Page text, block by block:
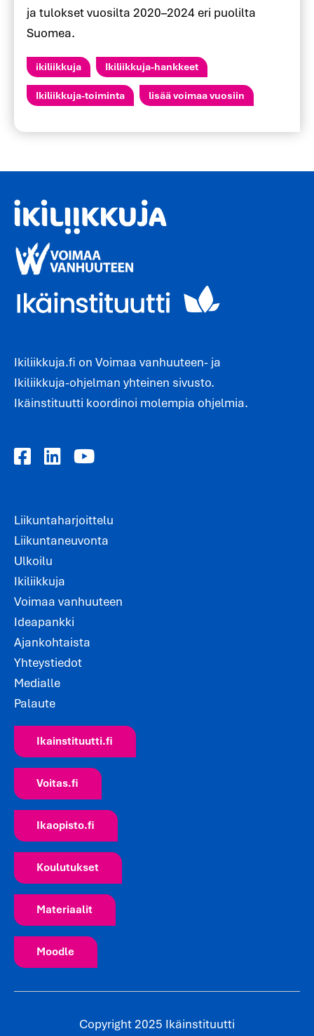
ja tulokset vuosilta 2020–2024 eri puolilta
Suomea.
ikiliikkuja Ikiliikkuja-hankkeet
Ikiliikkuja-toiminta lisää voimaa vuosiin
Ikiliikkuja.fi on Voimaa vanhuuteen- ja
Ikiliikkuja-ohjelman yhteinen sivusto.
Ikäinstituutti koordinoi molempia ohjelmia.
Liikuntaharjoittelu
Liikuntaneuvonta
Ulkoilu
Ikiliikkuja
Voimaa vanhuuteen
Ideapankki
Ajankohtaista
Yhteystiedot
Medialle
Palaute
Ikainstituutti.fi
Voitas.fi
Ikaopisto.fi
Koulutukset
Materiaalit
Moodle
Copyright 2025 Ikäinstituutti